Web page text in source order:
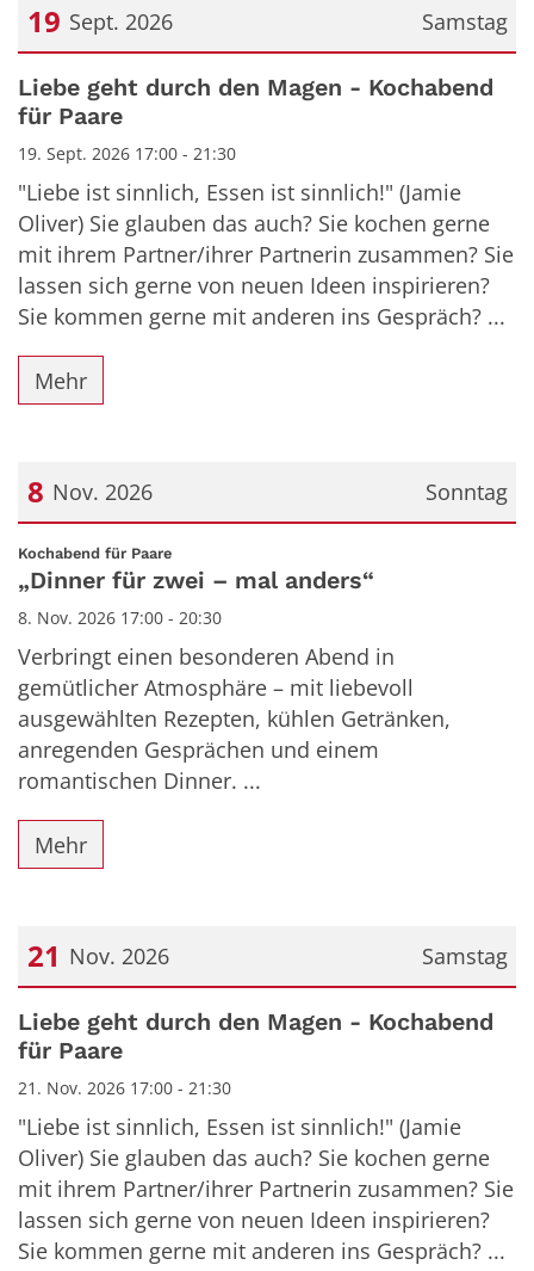
Samstag
19 Sept. 2026
Datum: 19. September 2026
Liebe geht durch den Magen - Kochabend
für Paare
19. Sept. 2026 17:00 - 21:30
"Liebe ist sinnlich, Essen ist sinnlich!" (Jamie
Oliver) Sie glauben das auch? Sie kochen gerne
mit ihrem Partner/ihrer Partnerin zusammen? Sie
lassen sich gerne von neuen Ideen inspirieren?
Sie kommen gerne mit anderen ins Gespräch? ...
Mehr
Sonntag
8 Nov. 2026
Datum: 8. November 2026
Kochabend für Paare:
„Dinner für zwei – mal anders“
8. Nov. 2026 17:00 - 20:30
Verbringt einen besonderen Abend in
gemütlicher Atmosphäre – mit liebevoll
ausgewählten Rezepten, kühlen Getränken,
anregenden Gesprächen und einem
romantischen Dinner. ...
Mehr
Samstag
21 Nov. 2026
Datum: 21. November 2026
Liebe geht durch den Magen - Kochabend
für Paare
21. Nov. 2026 17:00 - 21:30
"Liebe ist sinnlich, Essen ist sinnlich!" (Jamie
Oliver) Sie glauben das auch? Sie kochen gerne
mit ihrem Partner/ihrer Partnerin zusammen? Sie
lassen sich gerne von neuen Ideen inspirieren?
Sie kommen gerne mit anderen ins Gespräch? ...